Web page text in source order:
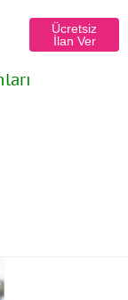
Ücretsiz
İlan Ver